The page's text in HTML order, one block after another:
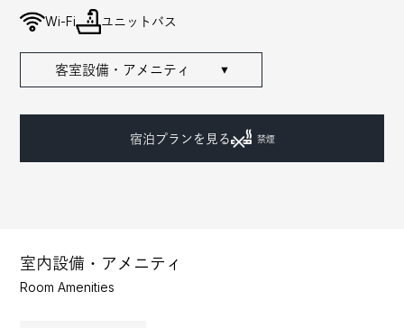
Wi-Fi ユニットバス
客室設備・アメニティ ▼
宿泊プランを見る 禁煙
室内設備・アメニティ
Room Amenities